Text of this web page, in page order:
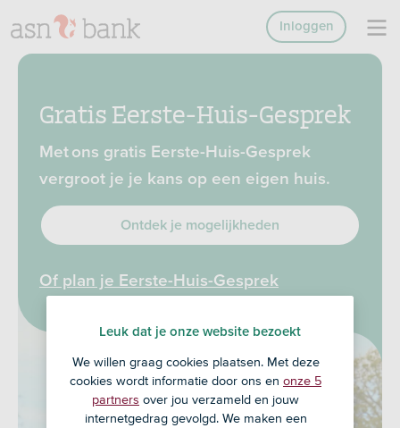
Inloggen
Gratis Eerste-Huis-Gesprek
Met ons gratis Eerste-Huis-Gesprek
vergroot je je kans op een eigen huis.
Ontdek je mogelijkheden
Of plan je Eerste-Huis-Gesprek
Leuk dat je onze website bezoekt
We willen graag cookies plaatsen. Met deze
cookies wordt informatie door ons en onze 5
partners over jou verzameld en jouw
internetgedrag gevolgd. We maken een